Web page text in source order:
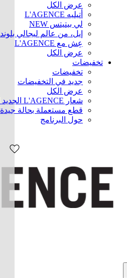
عرض الكل
أتيليه L'AGENCE
لي بيتيتس NEW
إيل، من عالم ليجالي بلوند
عِش مع L'AGENCE
عرض الكل
تخفيضات
تخفيضات
جديد في التخفيضات
عرض الكل
شعار L'AGENCE الجديد أخيرًا
قطع مستعملة بحالة جيدة
حول البرنامج